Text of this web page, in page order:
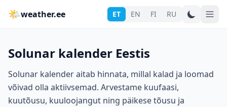
🌤weather.ee ET EN FI RU
Solunar kalender Eestis
Solunar kalender aitab hinnata, millal kalad ja loomad
võivad olla aktiivsemad. Arvestame kuufaasi,
kuutõusu, kuuloojangut ning päikese tõusu ja